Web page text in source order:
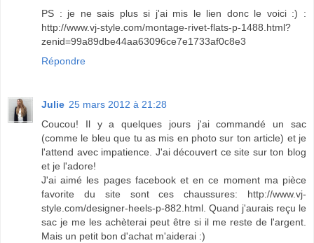
PS : je ne sais plus si j'ai mis le lien donc le voici :) :
http://www.vj-style.com/montage-rivet-flats-p-1488.html?
zenid=99a89dbe44aa63096ce7e1733af0c8e3
Répondre
Julie 25 mars 2012 à 21:28
Coucou! Il y a quelques jours j'ai commandé un sac
(comme le bleu que tu as mis en photo sur ton article) et je
l'attend avec impatience. J'ai découvert ce site sur ton blog
et je l'adore!
J'ai aimé les pages facebook et en ce moment ma pièce
favorite du site sont ces chaussures: http://www.vj-
style.com/designer-heels-p-882.html. Quand j'aurais reçu le
sac je me les achèterai peut être si il me reste de l'argent.
Mais un petit bon d'achat m'aiderai :)